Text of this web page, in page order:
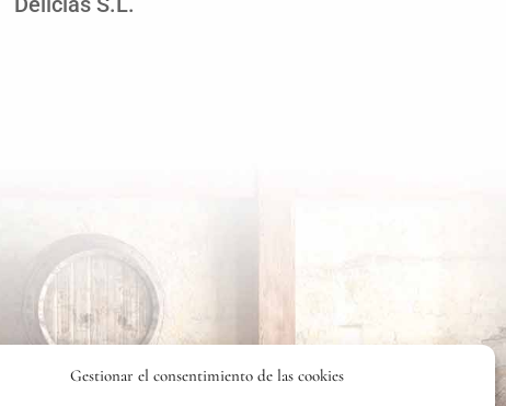
Gestionar el consentimiento de las cookies